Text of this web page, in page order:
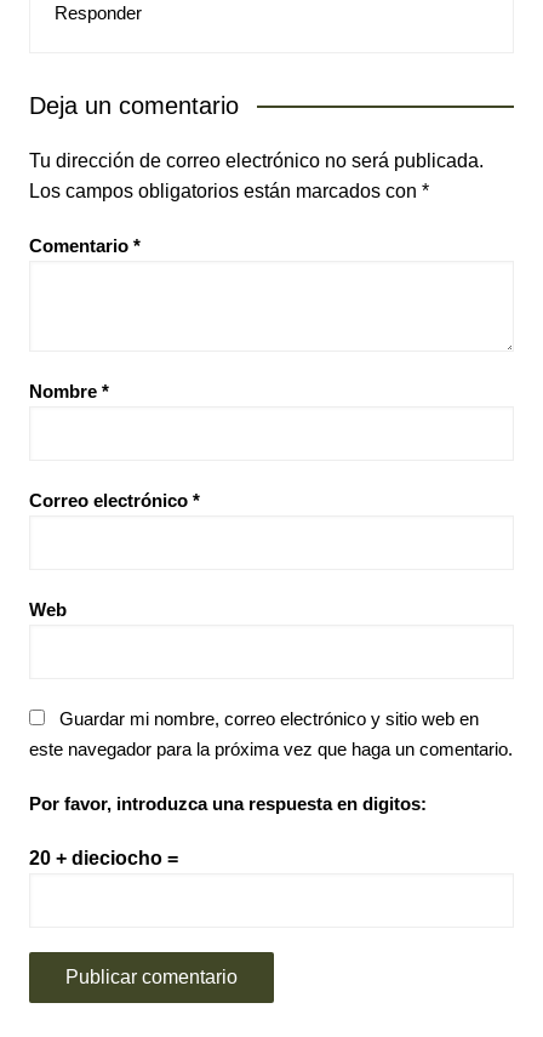
Responder
Deja un comentario
Tu dirección de correo electrónico no será publicada.
Los campos obligatorios están marcados con *
Comentario *
Nombre *
Correo electrónico *
Web
Guardar mi nombre, correo electrónico y sitio web en
este navegador para la próxima vez que haga un comentario.
Por favor, introduzca una respuesta en digitos:
20 + dieciocho =